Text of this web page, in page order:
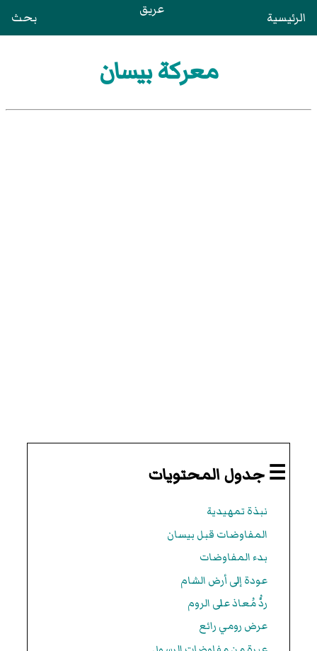
الرئيسية عريق بحث
معركة بيسان
☰ جدول المحتويات
نبذة تمهيدية
المفاوضات قبل بيسان
بدء المفاوضات
عودة إلى أرض الشام
ردُّ مُعاذ على الروم
عرض رومي رائع